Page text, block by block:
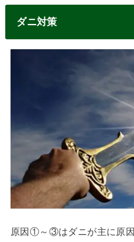
ダニ対策
原因①～③はダニが主に原因